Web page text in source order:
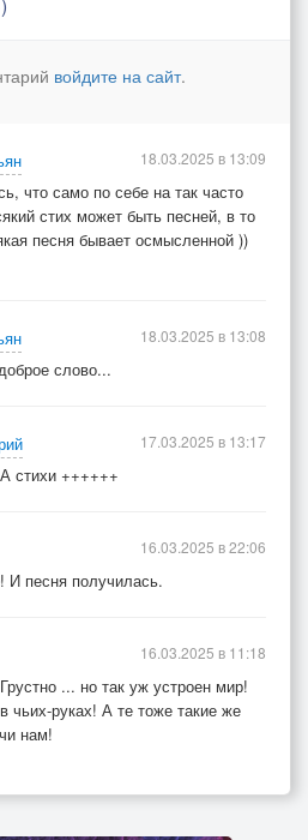
его живу,
и тех, иных,
кукловодов.
прошу просить.
нейрон и нерв
кровь – река
на висках
марионетка…
войдите на сайт.
что само по себе на так часто
стих может быть песней, в то
песня бывает осмысленной ))
18.03.2025 в 13:09
слово...
18.03.2025 в 13:08
стихи ++++++
17.03.2025 в 13:17
И песня получилась.
16.03.2025 в 22:06
... но так уж устроен мир!
чьих-руках! А те тоже такие же
нам!
16.03.2025 в 11:18